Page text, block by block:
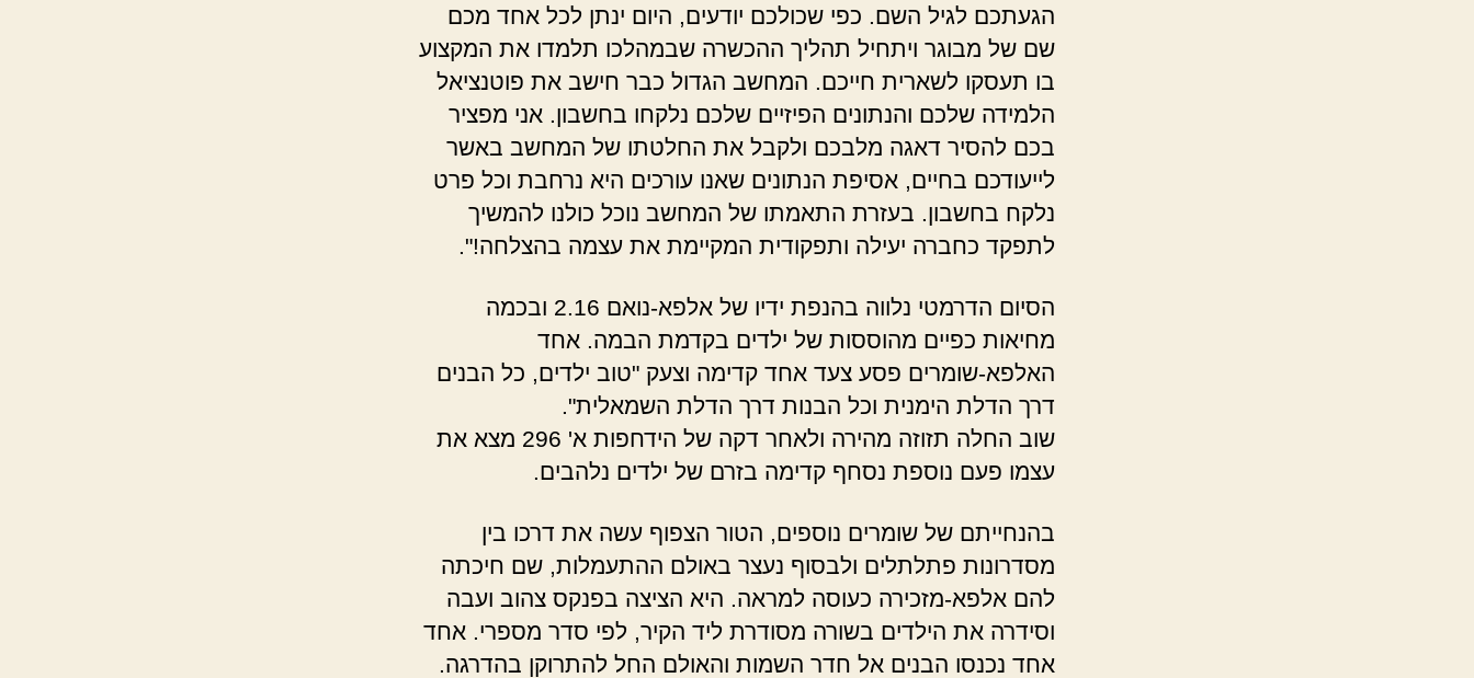
הגעתכם לגיל השם. כפי שכולכם יודעים, היום ינתן לכל אחד מכם
שם של מבוגר ויתחיל תהליך ההכשרה שבמהלכו תלמדו את המקצוע
בו תעסקו לשארית חייכם. המחשב הגדול כבר חישב את פוטנציאל
הלמידה שלכם והנתונים הפיזיים שלכם נלקחו בחשבון. אני מפציר
בכם להסיר דאגה מלבכם ולקבל את החלטתו של המחשב באשר
לייעודכם בחיים, אסיפת הנתונים שאנו עורכים היא נרחבת וכל פרט
נלקח בחשבון. בעזרת התאמתו של המחשב נוכל כולנו להמשיך
לתפקד כחברה יעילה ותפקודית המקיימת את עצמה בהצלחה!".
הסיום הדרמטי נלווה בהנפת ידיו של אלפא-נואם 2.16 ובכמה
מחיאות כפיים מהוססות של ילדים בקדמת הבמה. אחד
האלפא-שומרים פסע צעד אחד קדימה וצעק "טוב ילדים, כל הבנים
דרך הדלת הימנית וכל הבנות דרך הדלת השמאלית".
שוב החלה תזוזה מהירה ולאחר דקה של הידחפות א' 296 מצא את
עצמו פעם נוספת נסחף קדימה בזרם של ילדים נלהבים.
בהנחייתם של שומרים נוספים, הטור הצפוף עשה את דרכו בין
מסדרונות פתלתלים ולבסוף נעצר באולם ההתעמלות, שם חיכתה
להם אלפא-מזכירה כעוסה למראה. היא הציצה בפנקס צהוב ועבה
וסידרה את הילדים בשורה מסודרת ליד הקיר, לפי סדר מספרי. אחד
אחד נכנסו הבנים אל חדר השמות והאולם החל להתרוקן בהדרגה.